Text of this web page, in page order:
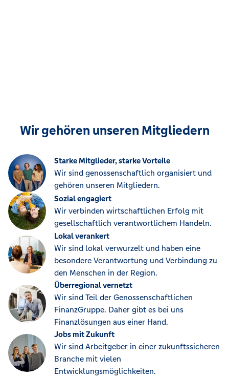
Wir gehören unseren Mitgliedern
Starke Mitglieder, starke Vorteile
Wir sind genossenschaftlich organisiert und
gehören unseren Mitgliedern.
Sozial engagiert
Wir verbinden wirtschaftlichen Erfolg mit
gesellschaftlich verantwortlichem Handeln.
Lokal verankert
Wir sind lokal verwurzelt und haben eine
besondere Verantwortung und Verbindung zu
den Menschen in der Region.
Überregional vernetzt
Wir sind Teil der Genossenschaftlichen
FinanzGruppe. Daher gibt es bei uns
Finanzlösungen aus einer Hand.
Jobs mit Zukunft
Wir sind Arbeitgeber in einer zukunftssicheren
Branche mit vielen
Entwicklungsmöglichkeiten.